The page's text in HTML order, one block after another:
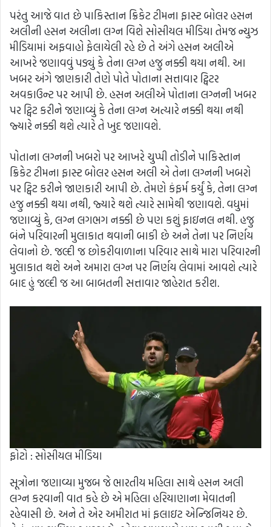
પરંતુ આજે વાત છે પાકિસ્તાન ક્રિકેટ ટીમના ફાસ્ટ બોલર હસન
અલીની હસન અલીના લગ્ન વિશે સોસીયલ મીડિયા તેમજ ન્યુઝ
મીડિયામાં અફવાહો ફેલાયેલી રહે છે તે અંગે હસન અલીએ
આખરે જણાવવું પડ્યું કે તેના લગ્ન હજુ નક્કી થયા નથી. આ
ખબર અંગે જાણકારી તેણે પોતે પોતાના સત્તાવાર ટ્વિટર
અવકાઉન્ટ પર આપી છે. હસન અલીએ પોતાના લગ્નની ખબર
પર ટ્વિટ કરીને જણાવ્યું કે તેના લગ્ન અત્યારે નક્કી થયા નથી
જ્યારે નક્કી થશે ત્યારે તે ખુદ જણાવશે.
પોતાના લગ્નની ખબરો પર આખરે ચુપ્પી તોડીને પાકિસ્તાન
ક્રિકેટ ટીમના ફાસ્ટ બોલર હસન અલી એ તેના લગ્નની ખબરો
પર ટ્વિટ કરીને જાણકારી આપી છે. તેમણે કંફર્મ કર્યું કે, તેના લગ્ન
હજુ નક્કી થયા નથી, જ્યારે થશે ત્યારે સામેથી જણાવશે. વધુમાં
જણાવ્યું કે, લગ્ન લગભગ નક્કી છે પણ કશું ફાઇનલ નથી. હજુ
બંને પરિવારની મુલાકાત થવાની બાકી છે અને તેના પર નિર્ણય
લેવાનો છે. જલ્દી જ છોકરીવાળાના પરિવાર સાથે મારા પરિવારની
મુલાકાત થશે અને અમારા લગ્ન પર નિર્ણય લેવામાં આવશે ત્યારે
બાદ હું જલ્દી જ આ બાબતની સત્તાવાર જાહેરાત કરીશ.
ફોટો : સોસીયલ મીડિયા
સૂત્રોના જણાવ્યા મુજબ જે ભારતીય મહિલા સાથે હસન અલી
લગ્ન કરવાની વાત કહે છે એ મહિલા હરિયાણાના મેવાતની
રહેવાસી છે. અને તે એર અમીરાત માં ફલાઇટ એન્જિનિયર છે.